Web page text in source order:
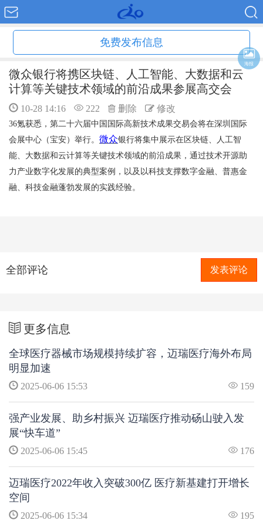
免费发布信息
微众银行将携区块链、人工智能、大数据和云
计算等关键技术领域的前沿成果参展高交会
10-28 14:16 222 删除 修改
36氪获悉，第二十六届中国国际高新技术成果交易会将在深圳国际
会展中心（宝安）举行。 微众银行将集中展示在区块链、人工智
能、大数据和云计算等关键技术领域的前沿成果，通过技术开源助
力产业数字化发展的典型案例，以及以科技支撑数字金融、普惠金
融、科技金融蓬勃发展的实践经验。
全部评论 发表评论
更多信息
全球医疗器械市场规模持续扩容，迈瑞医疗海外布局
明显加速
2025-06-06 15:53 159
强产业发展、助乡村振兴 迈瑞医疗推动砀山驶入发
展“快车道”
2025-06-06 15:45 176
迈瑞医疗2022年收入突破300亿 医疗新基建打开增长
空间
2025-06-06 15:34 195
海报